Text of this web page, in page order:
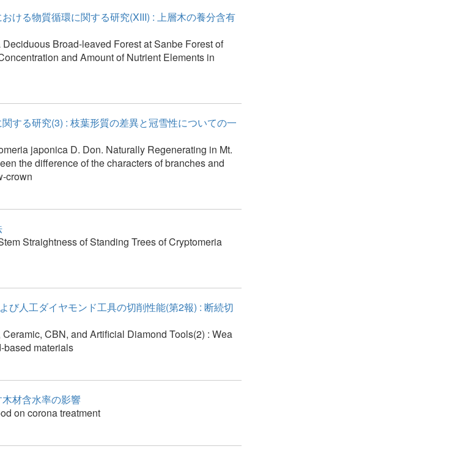
ける物質循環に関する研究(XIII) : 上層木の養分含有
Broad-leaved Forest at Sanbe Forest of
and Amount of Nutrient Elements in
する研究(3) : 枝葉形質の差異と冠雪性についての一
japonica D. Don. Naturally Regenerating in Mt.
the difference of the characters of branches and
crown
Straightness of Standing Trees of Cryptomeria
び人工ダイヤモンド工具の切削性能(第2報) : 断続切
CBN, and Artificial Diamond Tools(2) : Wea
based materials
材含水率の影響
on corona treatment